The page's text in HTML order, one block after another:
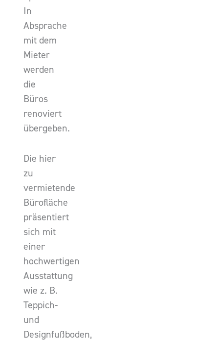
In
Absprache
mit dem
Mieter
werden
die
Büros
renoviert
übergeben.
Die hier
zu
vermietende
Bürofläche
präsentiert
sich mit
einer
hochwertigen
Ausstattung
wie z. B.
Teppich-
und
Designfußboden,